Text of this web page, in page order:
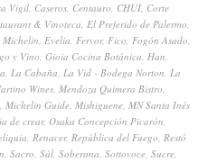
Vigil, Caseros, Centauro, CHUI, Corte
& Vinoteca, El Preferido de Palermo,
Michelin, Evelia, Fervor, Fico, Fogón Asado,
y Vino, Gioia Cocina Botánica, Han,
, La Cabaña, La Vid - Bodega Norton, La
Wines, Mendoza Quimera Bistro,
, Michelin Guide, Mishiguene, MN Santa Inés
de crear, Osaka Concepción Picarón,
, Renacer, República del Fuego, Restó
, Sacro, Sál, Soberana, Sottovoce, Sucre,